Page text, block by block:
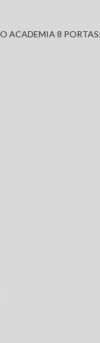
ACADEMIA 8